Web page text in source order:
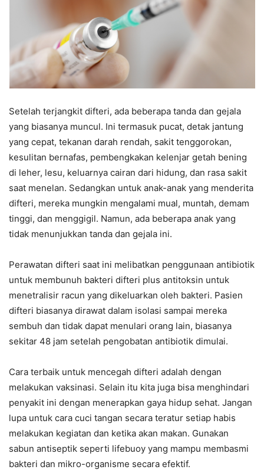
Setelah terjangkit difteri, ada beberapa tanda dan gejala
yang biasanya muncul. Ini termasuk pucat, detak jantung
yang cepat, tekanan darah rendah, sakit tenggorokan,
kesulitan bernafas, pembengkakan kelenjar getah bening
di leher, lesu, keluarnya cairan dari hidung, dan rasa sakit
saat menelan. Sedangkan untuk anak-anak yang menderita
difteri, mereka mungkin mengalami mual, muntah, demam
tinggi, dan menggigil. Namun, ada beberapa anak yang
tidak menunjukkan tanda dan gejala ini.
Perawatan difteri saat ini melibatkan penggunaan antibiotik
untuk membunuh bakteri difteri plus antitoksin untuk
menetralisir racun yang dikeluarkan oleh bakteri. Pasien
difteri biasanya dirawat dalam isolasi sampai mereka
sembuh dan tidak dapat menulari orang lain, biasanya
sekitar 48 jam setelah pengobatan antibiotik dimulai.
Cara terbaik untuk mencegah difteri adalah dengan
melakukan vaksinasi. Selain itu kita juga bisa menghindari
penyakit ini dengan menerapkan gaya hidup sehat. Jangan
lupa untuk cara cuci tangan secara teratur setiap habis
melakukan kegiatan dan ketika akan makan. Gunakan
sabun antiseptik seperti lifebuoy yang mampu membasmi
bakteri dan mikro-organisme secara efektif.